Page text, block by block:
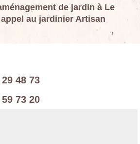
de jardin à Le
au jardinier Artisan
48 73
73 20